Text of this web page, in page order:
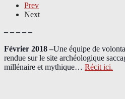
Prev
Next
– – – – –
Février 2018 –Une équipe de
rendue sur le site archéologique
millénaire et mythique… Récit ici.